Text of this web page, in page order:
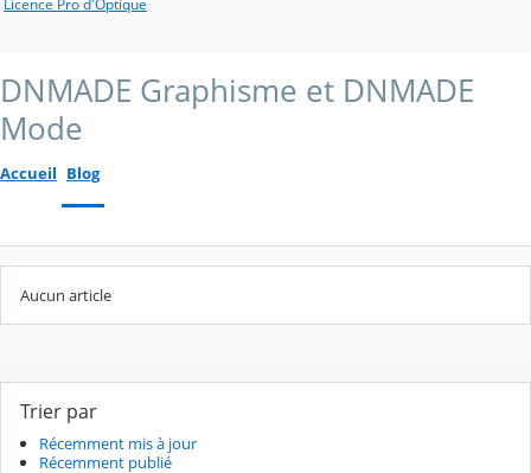
DNMADE Graphisme et DNMADE
Mode
Accueil Blog
Aucun article
Trier par
Récemment mis à jour
Récemment publié